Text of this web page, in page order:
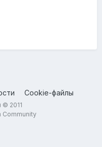
Cookie-файлы
© 2011
Community